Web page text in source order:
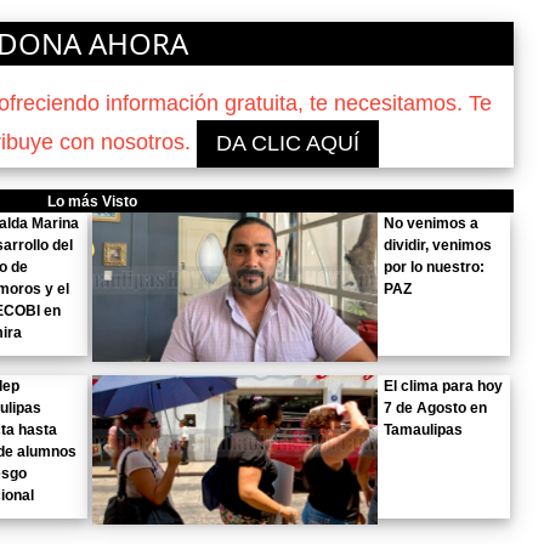
AHORA
información gratuita, te necesitamos. Te
con nosotros.
DA CLIC AQUÍ
Lo más Visto
Marina
del
de
y el
en
No venimos a
dividir, venimos
por lo nuestro:
PAZ
hasta
alumnos
El clima para hoy
7 de Agosto en
Tamaulipas